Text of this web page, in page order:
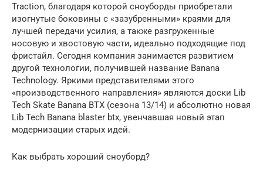
Traction, благодаря которой сноуборды приобретали
изогнутые боковины с «зазубренными» краями для
лучшей передачи усилия, а также разгруженные
носовую и хвостовую части, идеально подходящие под
фристайл. Сегодня компания занимается развитием
другой технологии, получившей название Banana
Technology. Яркими представителями этого
«производственного направления» являются доски Lib
Tech Skate Banana BTX (сезона 13/14) и абсолютно новая
Lib Tech Banana blaster btx, увенчавшая новый этап
модернизации старых идей.
Как выбрать хороший сноуборд?